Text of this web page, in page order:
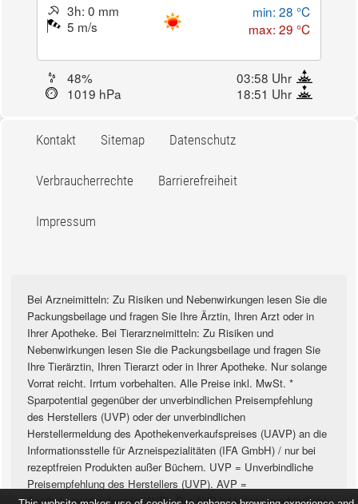
3h: 0 mm
5 m/s
min: 28 °C
max: 29 °C
48%
03:58 Uhr
1019 hPa
18:51 Uhr
Kontakt Sitemap Datenschutz
Verbraucherrechte Barrierefreiheit
Impressum
Bei Arzneimitteln: Zu Risiken und Nebenwirkungen lesen Sie die
Packungsbeilage und fragen Sie Ihre Ärztin, Ihren Arzt oder in
Ihrer Apotheke. Bei Tierarzneimitteln: Zu Risiken und
Nebenwirkungen lesen Sie die Packungsbeilage und fragen Sie
Ihre Tierärztin, Ihren Tierarzt oder in Ihrer Apotheke. Nur solange
Vorrat reicht. Irrtum vorbehalten. Alle Preise inkl. MwSt. *
Sparpotential gegenüber der unverbindlichen Preisempfehlung
des Herstellers (UVP) oder der unverbindlichen
Herstellermeldung des Apothekenverkaufspreises (UAVP) an die
Informationsstelle für Arzneispezialitäten (IFA GmbH) / nur bei
rezeptfreien Produkten außer Büchern. UVP = Unverbindliche
Preisempfehlung des Herstellers (UVP). AVP =
Apothekenverkaufspreis (AVP). Der AVP ist keine unverbindliche